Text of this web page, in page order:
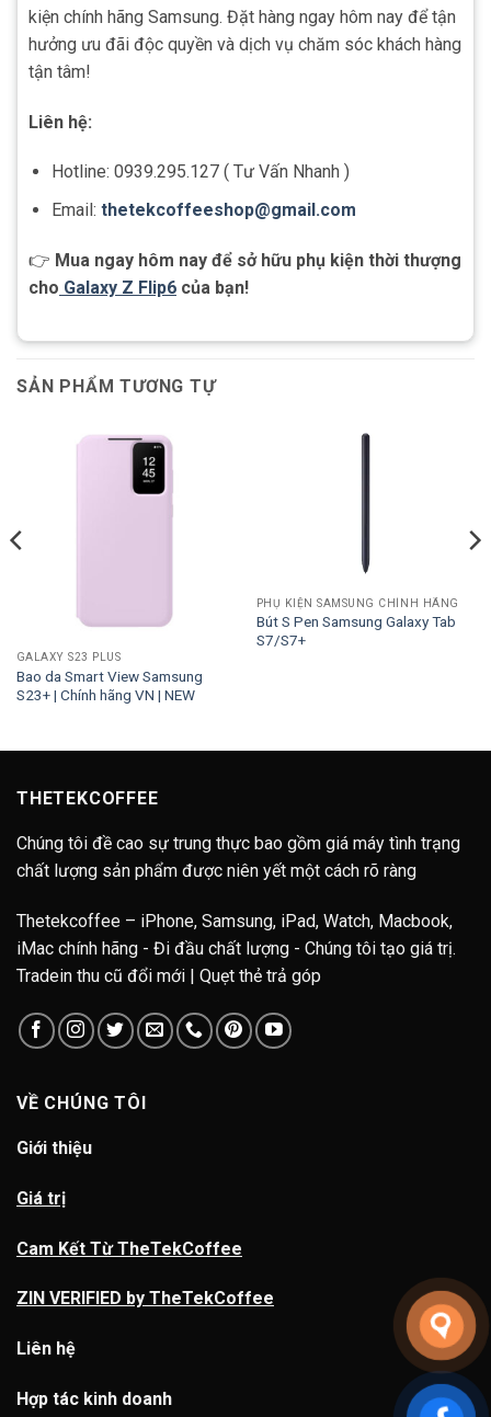
kiện chính hãng Samsung. Đặt hàng ngay hôm nay để tận
hưởng ưu đãi độc quyền và dịch vụ chăm sóc khách hàng
tận tâm!
Liên hệ:
Hotline: 0939.295.127 ( Tư Vấn Nhanh )
Email: thetekcoffeeshop@gmail.com
👉 Mua ngay hôm nay để sở hữu phụ kiện thời thượng
cho Galaxy Z Flip6 của bạn!
SẢN PHẨM TƯƠNG TỰ
GALAXY S23 PLUS
Bao da Smart View Samsung
S23+ | Chính hãng VN | NEW
PHỤ KIỆN SAMSUNG CHÍNH HÃNG
Bút S Pen Samsung Galaxy Tab
S7/S7+
THETEKCOFFEE
Chúng tôi đề cao sự trung thực bao gồm giá máy tình trạng
chất lượng sản phẩm được niên yết một cách rõ ràng
Thetekcoffee – iPhone, Samsung, iPad, Watch, Macbook,
iMac chính hãng - Đi đầu chất lượng - Chúng tôi tạo giá trị.
Tradein thu cũ đổi mới | Quẹt thẻ trả góp
VỀ CHÚNG TÔI
Giới thiệu
Giá trị
Cam Kết Từ TheTekCoffee
ZIN VERIFIED by TheTekCoffee
Liên hệ
Hợp tác kinh doanh